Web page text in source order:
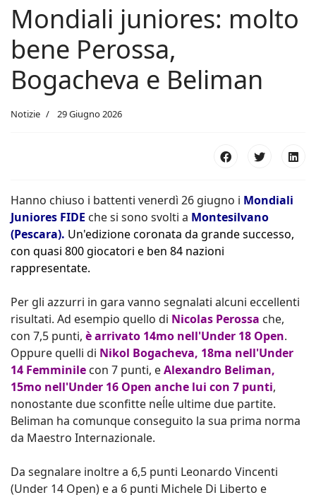
Mondiali juniores: molto
bene Perossa,
Bogacheva e Beliman
Notizie 29 Giugno 2026
Hanno chiuso i battenti venerdì 26 giugno i Mondiali
Juniores FIDE che si sono svolti a Montesilvano
(Pescara). Un'edizione coronata da grande successo,
con quasi 800 giocatori e ben 84 nazioni
rappresentate.
Per gli azzurri in gara vanno segnalati alcuni eccellenti
risultati. Ad esempio quello di Nicolas Perossa che,
con 7,5 punti, è arrivato 14mo nell'Under 18 Open.
Oppure quelli di Nikol Bogacheva, 18ma nell'Under
14 Femminile con 7 punti, eAlexandro Beliman,
15mo nell'Under 16 Open anche lui con 7 punti,
nonostante due sconfitte neĺle ultime due partite.
Beliman ha comunque conseguito la sua prima norma
da Maestro Internazionale.
Da segnalare inoltre a 6,5 punti Leonardo Vincenti
(Under 14 Open) e a 6 punti Michele Di Liberto e